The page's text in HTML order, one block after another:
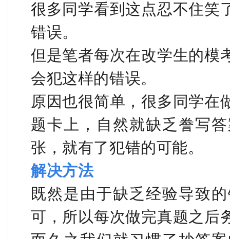
很多同学看到这点忍不住笑
错误。
但是笔者每次在改学生的模
会犯这样的错误。
原因也很简单，很多同学在
题卡上，自然就缺乏誊写
张，就有了犯错的可能。
解决方法
既然是由于缺乏经验导致
可，所以每次做完真题之后